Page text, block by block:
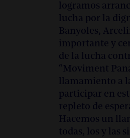
logramos
lucha por la
Banyoles,
importante y
de la lucha
“Moviment
llamamiento a
participar en
repleto de
Hacemos un
todas, los y las